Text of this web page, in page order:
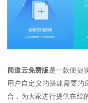
简道云免费版是一款便捷
用户自定义的搭建需要
台，为大家进行提供在线